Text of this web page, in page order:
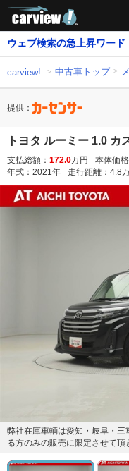
ウェブ検索の急上昇ワード
carview! 中古車トップ
提供：
トヨタ ルーミー 1.0 カ
支払総額： 172.0万円 本体価格
年式： 2021年 走行距離： 4.8
弊社在庫車輌は愛知・岐阜・
る方のみの販売に限定させて頂